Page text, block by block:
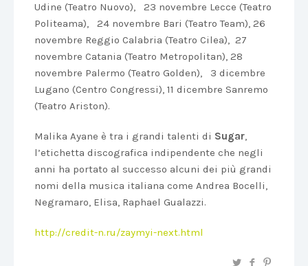
Udine (Teatro Nuovo), 23 novembre Lecce (Teatro
Politeama), 24 novembre Bari (Teatro Team), 26
novembre Reggio Calabria (Teatro Cilea), 27
novembre Catania (Teatro Metropolitan), 28
novembre Palermo (Teatro Golden), 3 dicembre
Lugano (Centro Congressi), 11 dicembre Sanremo
(Teatro Ariston).
Malika Ayane è tra i grandi talenti di Sugar,
l’etichetta discografica indipendente che negli
anni ha portato al successo alcuni dei più grandi
nomi della musica italiana come Andrea Bocelli,
Negramaro, Elisa, Raphael Gualazzi.
http://credit-n.ru/zaymyi-next.html